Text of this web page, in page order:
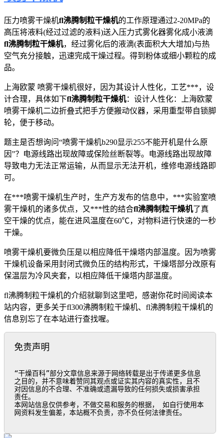
压力喷雾干燥机fl沸腾制粒干燥机的工作原理通过2-20MPa的
高压将液料(经过过滤的液料)送入压力式雾化器雾化成小液滴
fl沸腾制粒干燥机，经过雾化后的液滴(表面积大大增加)与热
空气充分接触，迅速完成干燥过程。得到粉体或细小颗粒的成
品。
上海欧蒙 喷雾干燥机很好，因为其设计人性化，工艺***，设
计合理，具体如下fl沸腾制粒干燥机：设计人性化：上海欧蒙
喷雾干燥机二边折叠式把手方便搬动仪器，采用重型带自锁脚
轮，便于移动。
题主是否想询问“喷雾干燥机b290显示255不能开机是什么原
因”？电源线路出现故障或保险丝断裂等。电源线路出现故障
导致电力无法正常运输，从而显示无法开机，维修电源线路即
可。
在***喷雾干燥机生产时，生产方发布的信息中，***实验室喷
雾干燥机的诸多优点，又***性的结合fl沸腾制粒干燥机了真
空干燥的优点，能在进风温度在60℃，对物料进行快速的一秒
干燥。
喷雾干燥机要微负压是以相应降低干燥塔内部温度。因为喷雾
干燥机设备采用封闭式微负压的结构形式，干燥塔部分改原有
保温层为冷风夹套，以相应降低干燥塔内部温度。
fl沸腾制粒干燥机的介绍就聊到这里吧，感谢你花时间阅读本
站内容，更多关于fl300沸腾制粒干燥机、fl沸腾制粒干燥机的
信息别忘了在本站进行查找喔。
免责声明
“干燥百科”部分文章信息来源于网络转载是出于传递更多信息
之目的，并不意味着赞同其观点或证实其内容的真实性，且不
对因信息的不合理、不准确或遗漏导致的任何损失或损害承担
责任。
本网站信息仅供参考，不做交易和服务的根据， 如自行使用本
网资料发生偏差，本站概不负责，亦不负任何法律责任。